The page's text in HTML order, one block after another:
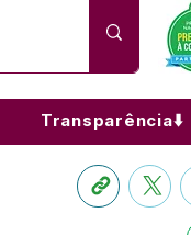
Transparência⬇️